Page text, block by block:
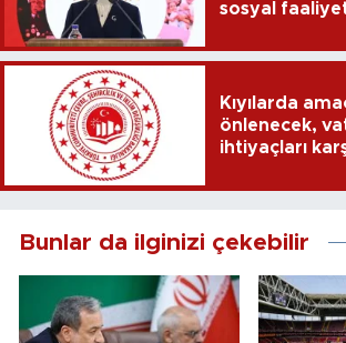
sosyal
Kıyılarda
önlenecek,
ihtiyaçları
Bunlar da ilginizi çekebilir